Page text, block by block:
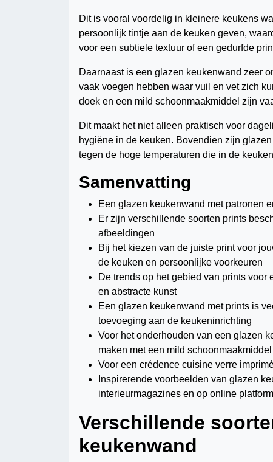
Dit is vooral voordelig in kleinere keukens
persoonlijk tintje aan de keuken geven,
voor een subtiele textuur of een gedurfde
Daarnaast is een glazen keukenwand zeer
vaak voegen hebben waar vuil en vet zich
doek en een mild schoonmaakmiddel zijn
Dit maakt het niet alleen praktisch voor
hygiëne in de keuken. Bovendien zijn
tegen de hoge temperaturen die in de
Samenvatting
Een glazen keukenwand met patronen
Er zijn verschillende soorten prints
afbeeldingen
Bij het kiezen van de juiste print voor
de keuken en persoonlijke voorkeuren
De trends op het gebied van prints
en abstracte kunst
Een glazen keukenwand met prints is
toevoeging aan de keukeninrichting
Voor het onderhouden van een glazen
maken met een mild schoonmaakmiddel
Voor een crédence cuisine verre
Inspirerende voorbeelden van glazen
interieurmagazines en op online
Verschillende
keukenwand